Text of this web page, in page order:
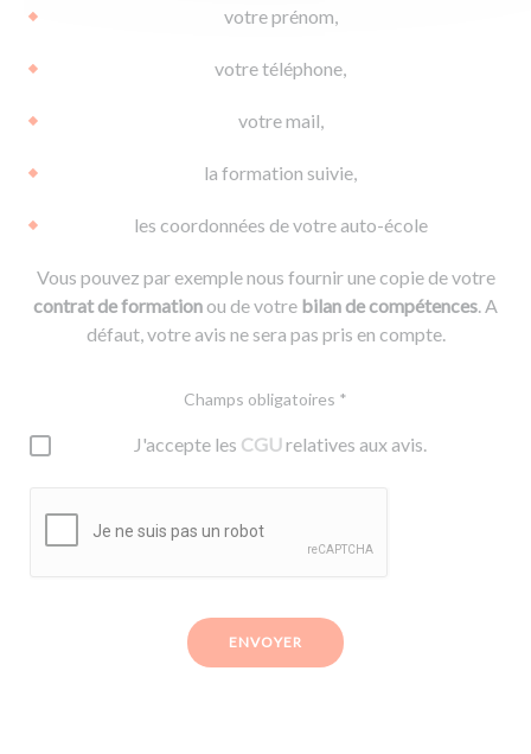
votre prénom,
votre téléphone,
votre mail,
la formation suivie,
les coordonnées de votre auto-école
Vous pouvez par exemple nous fournir une copie de votre
contrat de formationou de votre bilan de compétences. A
défaut, votre avis ne sera pas pris en compte.
Champs obligatoires *
J'accepte les CGUrelatives aux avis.
ENVOYER